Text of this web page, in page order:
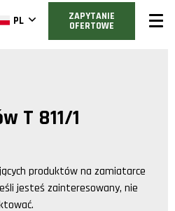
PL ZAPYTANIE
OFERTOWE
T 811/1
produktów na zamiatarce
jesteś zainteresowany, nie